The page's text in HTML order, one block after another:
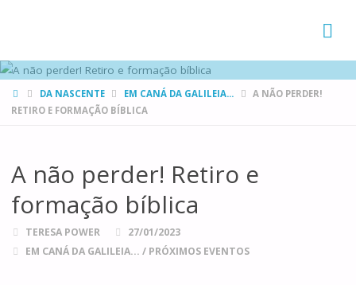
HOMEDA NASCENTE EM CANÁ DA GALILEIA...
A NÃO PERDER!
RETIRO E FORMAÇÃO BÍBLICA
A não perder! Retiro e
formação bíblica
TERESA POWER
27/01/2023
EM CANÁ DA GALILEIA... / PRÓXIMOS EVENTOS